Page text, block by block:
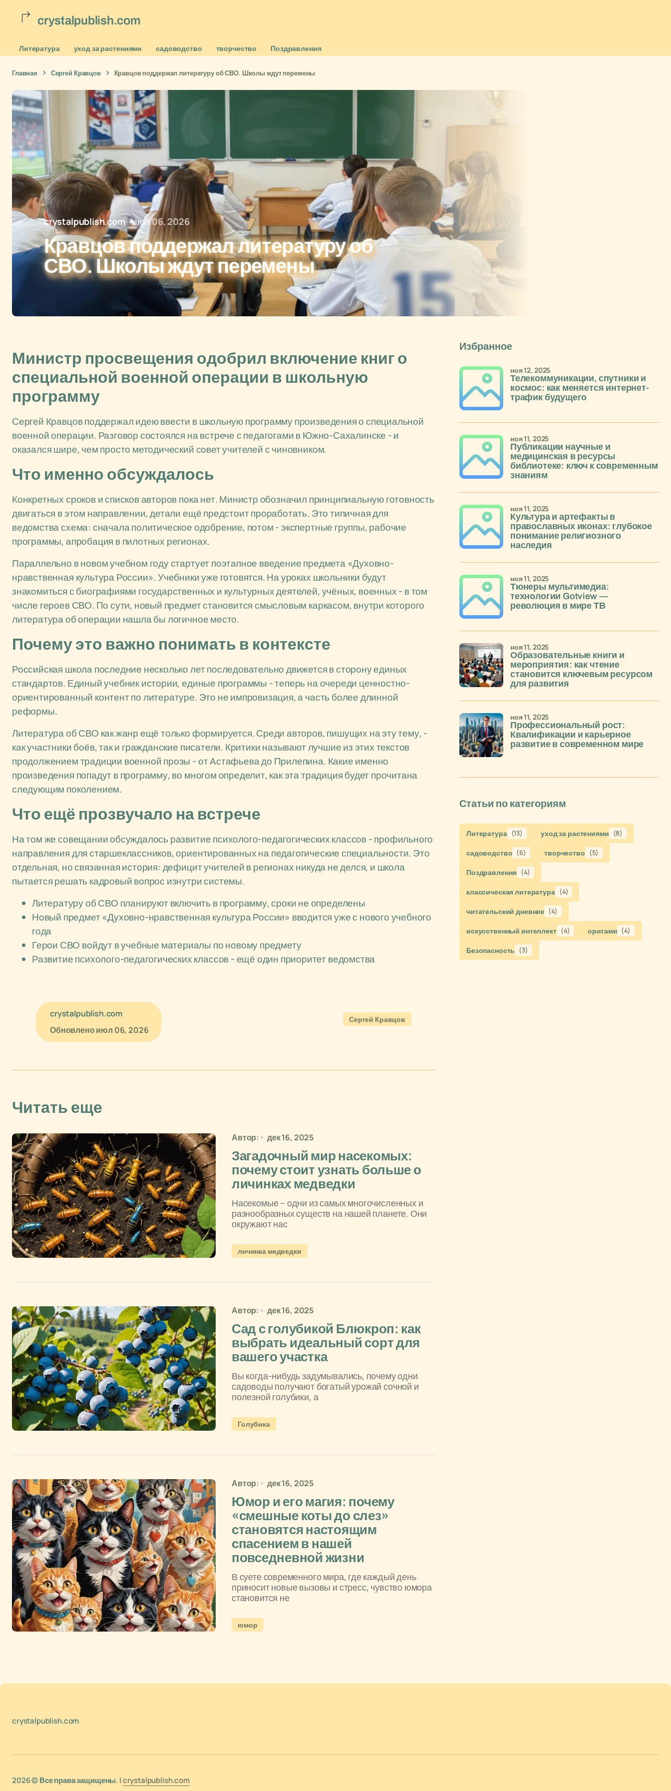
crystalpublish.com
Литература уход за растениями садоводство творчество Поздравления
Главная Сергей Кравцов Кравцов поддержал литературу об СВО. Школы ждут перемены
crystalpublish.com июл 06, 2026
Кравцов поддержал литературу об
СВО. Школы ждут перемены
Министр просвещения одобрил включение книг о
специальной военной операции в школьную
программу
Сергей Кравцов поддержал идею ввести в школьную программу произведения о специальной
военной операции. Разговор состоялся на встрече с педагогами в Южно-Сахалинске - и
оказался шире, чем просто методический совет учителей с чиновником.
Что именно обсуждалось
Конкретных сроков и списков авторов пока нет. Министр обозначил принципиальную готовность
двигаться в этом направлении, детали ещё предстоит проработать. Это типичная для
ведомства схема: сначала политическое одобрение, потом - экспертные группы, рабочие
программы, апробация в пилотных регионах.
Параллельно в новом учебном году стартует поэтапное введение предмета «Духовно-
нравственная культура России». Учебники уже готовятся. На уроках школьники будут
знакомиться с биографиями государственных и культурных деятелей, учёных, военных - в том
числе героев СВО. По сути, новый предмет становится смысловым каркасом, внутри которого
литература об операции нашла бы логичное место.
Почему это важно понимать в контексте
Российская школа последние несколько лет последовательно движется в сторону единых
стандартов. Единый учебник истории, единые программы - теперь на очереди ценностно-
ориентированный контент по литературе. Это не импровизация, а часть более длинной
реформы.
Литература об СВО как жанр ещё только формируется. Среди авторов, пишущих на эту тему, -
как участники боёв, так и гражданские писатели. Критики называют лучшие из этих текстов
продолжением традиции военной прозы - от Астафьева до Прилепина. Какие именно
произведения попадут в программу, во многом определит, как эта традиция будет прочитана
следующим поколением.
Что ещё прозвучало на встрече
На том же совещании обсуждалось развитие психолого-педагогических классов - профильного
направления для старшеклассников, ориентированных на педагогические специальности. Это
отдельная, но связанная история: дефицит учителей в регионах никуда не делся, и школа
пытается решать кадровый вопрос изнутри системы.
Литературу об СВО планируют включить в программу, сроки не определены
Новый предмет «Духовно-нравственная культура России» вводится уже с нового учебного
года
Герои СВО войдут в учебные материалы по новому предмету
Развитие психолого-педагогических классов - ещё один приоритет ведомства
crystalpublish.com
Обновленоиюл 06, 2026
Сергей Кравцов
Читать еще
Автор: дек 16, 2025
Загадочный мир насекомых:
почему стоит узнать больше о
личинках медведки
Насекомые – одни из самых многочисленных и
разнообразных существ на нашей планете. Они
окружают нас
личинка медведки
Автор: дек 16, 2025
Сад с голубикой Блюкроп: как
выбрать идеальный сорт для
вашего участка
Вы когда-нибудь задумывались, почему одни
садоводы получают богатый урожай сочной и
полезной голубики, а
Голубика
Автор: дек 16, 2025
Юмор и его магия: почему
«смешные коты до слез»
становятся настоящим
спасением в нашей
повседневной жизни
В суете современного мира, где каждый день
приносит новые вызовы и стресс, чувство юмора
становится не
юмор
Избранное
Телекоммуникации, спутники и
космос: как меняется интернет-
трафик будущего
ноя 12, 2025
Публикации научные и
медицинская в ресурсы
библиотеке: ключ к современным
знаниям
ноя 11, 2025
Культура и артефакты в
православных иконах: глубокое
понимание религиозного
наследия
ноя 11, 2025
Тюнеры мультимедиа:
технологии Gotview —
революция в мире ТВ
ноя 11, 2025
Образовательные книги и
мероприятия: как чтение
становится ключевым ресурсом
для развития
ноя 11, 2025
Профессиональный рост:
Квалификации и карьерное
развитие в современном мире
ноя 11, 2025
Статьи по категориям
Литература (13) уход за растениями (8)
садоводство (6) творчество (5)
Поздравления (4)
классическая литература (4)
читательский дневник (4)
искусственный интеллект (4) оригами (4)
Безопасность (3)
crystalpublish.com
2026 © Все права защищены. |crystalpublish.com